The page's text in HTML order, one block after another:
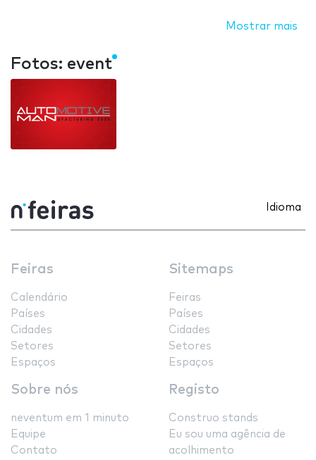
Mostrar mais
Fotos: event
Idioma
Feiras
Calendário
Países
Cidades
Setores
Espaços
Sitemaps
Feiras
Países
Cidades
Setores
Espaços
Sobre nós
neventum em 1 minuto
Equipe
Contato
Registo
Construo stands
Eu sou uma agência de
acolhimento